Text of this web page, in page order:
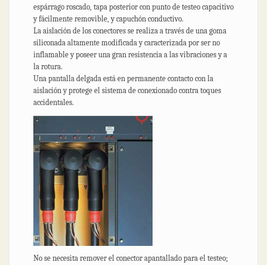
espárrago roscado, tapa posterior con punto de testeo capacitivo
y fácilmente removible, y capuchón conductivo.
La aislación de los conectores se realiza a través de una goma
siliconada altamente modificada y caracterizada por ser no
inflamable y poseer una gran resistencia a las vibraciones y a
la rotura.
Una pantalla delgada está en permanente contacto con la
aislación y protege el sistema de conexionado contra toques
accidentales.
No se necesita remover el conector apantallado para el testeo;